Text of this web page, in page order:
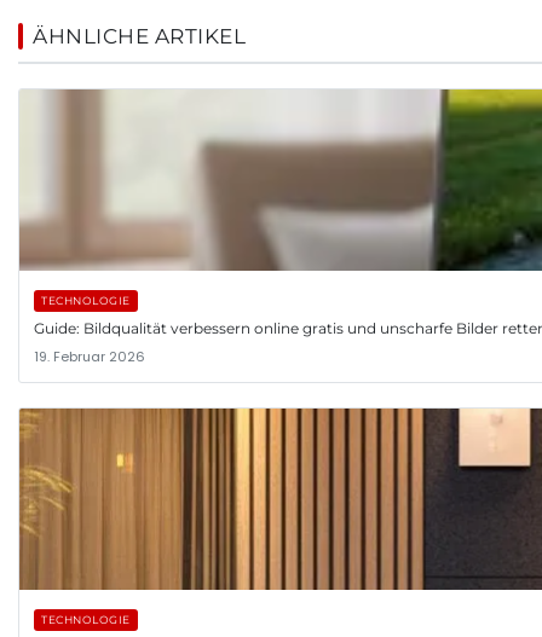
ÄHNLICHE ARTIKEL
TECHNOLOGIE
Guide: Bildqualität verbessern online gratis und unscharfe Bilder
19. Februar 2026
TECHNOLOGIE